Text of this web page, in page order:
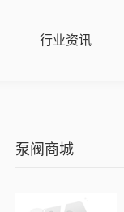
行业资讯
泵阀商城